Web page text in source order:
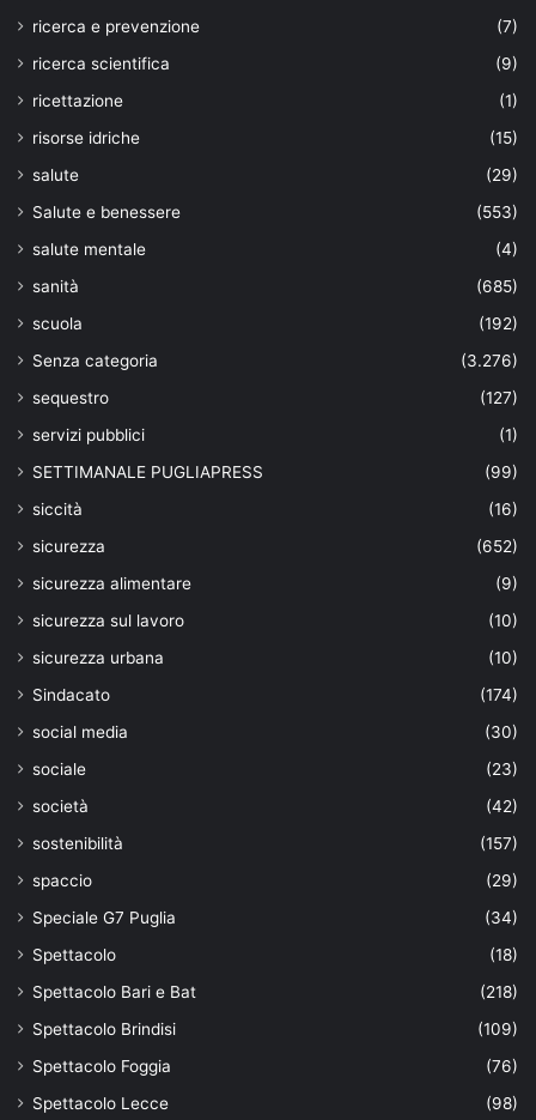
ricerca e prevenzione
(7)
ricerca scientifica
(9)
ricettazione
(1)
risorse idriche
(15)
salute
(29)
Salute e benessere
(553)
salute mentale
(4)
sanità
(685)
scuola
(192)
Senza categoria
(3.276)
sequestro
(127)
servizi pubblici
(1)
SETTIMANALE PUGLIAPRESS
(99)
siccità
(16)
sicurezza
(652)
sicurezza alimentare
(9)
sicurezza sul lavoro
(10)
sicurezza urbana
(10)
Sindacato
(174)
social media
(30)
sociale
(23)
società
(42)
sostenibilità
(157)
spaccio
(29)
Speciale G7 Puglia
(34)
Spettacolo
(18)
Spettacolo Bari e Bat
(218)
Spettacolo Brindisi
(109)
Spettacolo Foggia
(76)
Spettacolo Lecce
(98)